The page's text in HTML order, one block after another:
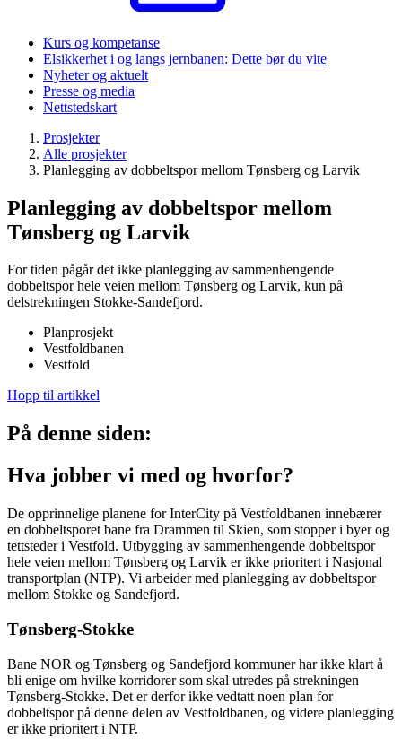
Kurs og kompetanse
Elsikkerhet i og langs jernbanen: Dette bør du vite
Nyheter og aktuelt
Presse og media
Nettstedskart
Prosjekter
Alle prosjekter
Planlegging av dobbeltspor mellom Tønsberg og Larvik
Planlegging av dobbeltspor mellom
Tønsberg og Larvik
For tiden pågår det ikke planlegging av sammenhengende
dobbeltspor hele veien mellom Tønsberg og Larvik, kun på
delstrekningen Stokke-Sandefjord.
Planprosjekt
Vestfoldbanen
Vestfold
Hopp til artikkel
På denne siden:
Hva jobber vi med og hvorfor?
De opprinnelige planene for InterCity på Vestfoldbanen innebærer
en dobbeltsporet bane fra Drammen til Skien, som stopper i byer og
tettsteder i Vestfold. Utbygging av sammenhengende dobbeltspor
hele veien mellom Tønsberg og Larvik er ikke prioritert i Nasjonal
transportplan (NTP). Vi arbeider med planlegging av dobbeltspor
mellom Stokke og Sandefjord.
Tønsberg-Stokke
Bane NOR og Tønsberg og Sandefjord kommuner har ikke klart å
bli enige om hvilke korridorer som skal utredes på strekningen
Tønsberg-Stokke. Det er derfor ikke vedtatt noen plan for
dobbeltspor på denne delen av Vestfoldbanen, og videre planlegging
er ikke prioritert i NTP.